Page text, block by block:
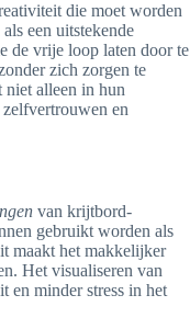
die moet worden
een uitstekende
de vrije loop laten door te
zich zorgen te
alleen in hun
en
van krijtbord-
gebruikt worden als
maakt het makkelijker
Het visualiseren van
en minder stress in het